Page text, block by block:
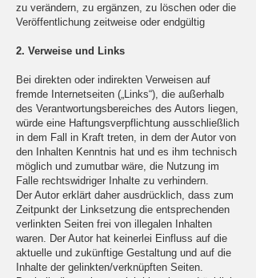
zu verändern, zu ergänzen, zu löschen oder die
Veröffentlichung zeitweise oder endgültig
2. Verweise und Links
Bei direkten oder indirekten Verweisen auf
fremde Internetseiten („Links“), die außerhalb
des Verantwortungsbereiches des Autors liegen,
würde eine Haftungsverpflichtung ausschließlich
in dem Fall in Kraft treten, in dem der Autor von
den Inhalten Kenntnis hat und es ihm technisch
möglich und zumutbar wäre, die Nutzung im
Falle rechtswidriger Inhalte zu verhindern.
Der Autor erklärt daher ausdrücklich, dass zum
Zeitpunkt der Linksetzung die entsprechenden
verlinkten Seiten frei von illegalen Inhalten
waren. Der Autor hat keinerlei Einfluss auf die
aktuelle und zukünftige Gestaltung und auf die
Inhalte der gelinkten/verknüpften Seiten.